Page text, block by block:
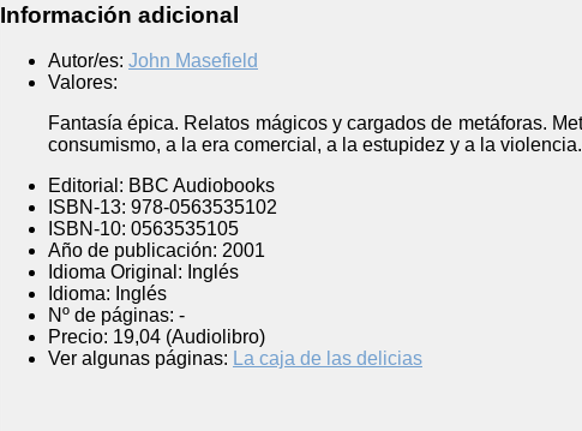
Información adicional
Autor/es: John Masefield
Valores:
Fantasía épica. Relatos mágicos y cargados de metáforas.
consumismo, a la era comercial, a la estupidez y a la violencia.
Editorial: BBC Audiobooks
ISBN-13: 978-0563535102
ISBN-10: 0563535105
Año de publicación: 2001
Idioma Original: Inglés
Idioma: Inglés
Nº de páginas: -
Precio: 19,04 (Audiolibro)
Ver algunas páginas: La caja de las delicias